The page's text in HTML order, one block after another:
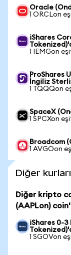
Oracle
1 ORCLon
iShares
1 IEMGon
ProShares
İngiliz
1 TQQQon
SpaceX
1 SPCXon
Broadcom
1 AVGOon
Diğer
Diğer kripto
(AAPLon)
iShares 0-3
1 SGOVon